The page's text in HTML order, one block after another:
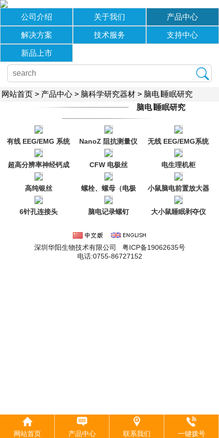
公司介绍 关于我们 产品中心
解决方案 技术服务 支持中心
新品上市
网站首页 > 产品中心 > 脑科学研究器材 > 脑电∣睡眠研究
脑电∣睡眠研究
有线 EEG/EMG 系统
（睡眠、癫痫、行
为）
NanoZ 阻抗测量仪
无线 EEG/EMG系统
（睡眠、癫痫、行
为）
超高分辨率神经钙成
像
CFW 电极丝 电生理机柜
高纯银丝
螺栓、螺母（电极
用）
小鼠脑电前置放大器
6针孔连接头 脑电记录螺钉 大小鼠睡眠剥夺仪
深圳华阳生物技术有限公司 粤ICP备19062635号
电话:0755-86727152
网站首页 产品中心 联系我们 一键拨号